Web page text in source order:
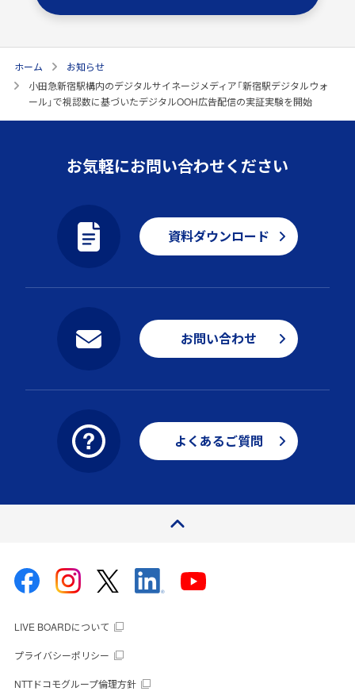
ホーム
お知らせ
小田急新宿駅構内のデジタルサイネージメディア「新宿駅デジタルウォ
ール」で視認数に基づいたデジタルOOH広告配信の実証実験を開始
お気軽にお問い合わせください
資料ダウンロード
お問い合わせ
よくあるご質問
LIVE BOARDについて
プライバシーポリシー
NTTドコモグループ倫理方針